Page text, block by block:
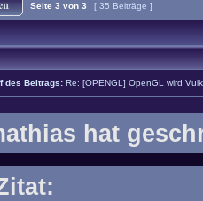
Seite 3 von 3 [ 35 Beiträge ]
des Beitrags: Re: [OPENGL] OpenGL wird
hat